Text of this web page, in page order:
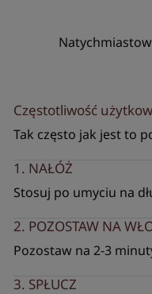
Częstotliwość
Tak często jak jest to
1. NAŁÓŻ
Stosuj po umyciu na
2. POZOSTAW NA
Pozostaw na 2-3
3. SPŁUCZ